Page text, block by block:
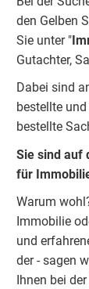
den Gelben
Sie unter "
Gutachter,
Dabei sind
bestellte
bestellte
Sie sind auf
für
Warum
Immobilie
und
der - sagen
Ihnen bei